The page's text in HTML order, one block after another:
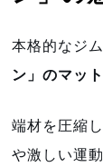
本格的なジ
ン」のマッ
端材を圧縮
や激しい運